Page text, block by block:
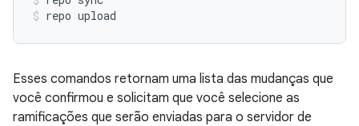
repo upload
Esses comandos retornam uma lista das mudanças que
você confirmou e solicitam que você selecione as
ramificações que serão enviadas para o servidor de